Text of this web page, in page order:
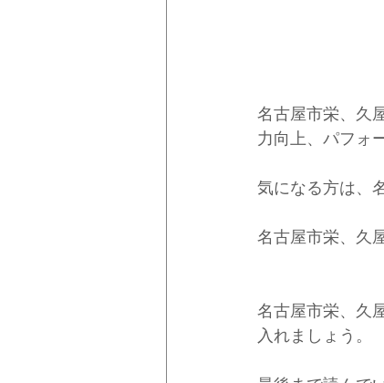
名古屋市栄、久
力向上、パフォ
気になる方は、
名古屋市栄、久
名古屋市栄、久
入れましょう。